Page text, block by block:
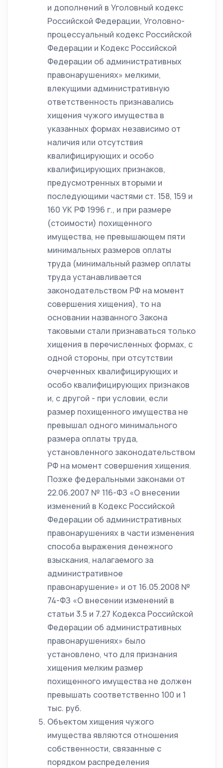
и дополнений в Уголовный кодекс
Российской Федерации, Уголовно-
процессуальный кодекс Российской
Федерации и Кодекс Российской
Федерации об административных
правонарушениях» мелкими,
влекущими административную
ответственность признавались
хищения чужого имущества в
указанных формах независимо от
наличия или отсутствия
квалифицирующих и особо
квалифицирующих признаков,
предусмотренных вторыми и
последующими частями ст. 158, 159 и
160 УК РФ 1996 г., и при размере
(стоимости) похищенного
имущества, не превышающем пяти
минимальных размеров оплаты
труда (минимальный размер оплаты
труда устанавливается
законодательством РФ на момент
совершения хищения), то на
основании названного Закона
таковыми стали признаваться только
хищения в перечисленных формах, с
одной стороны, при отсутствии
очерченных квалифицирующих и
особо квалифицирующих признаков
и, с другой - при условии, если
размер похищенного имущества не
превышал одного минимального
размера оплаты труда,
установленного законодательством
РФ на момент совершения хищения.
Позже федеральными законами от
22.06.2007 № 116-ФЗ «О внесении
изменений в Кодекс Российской
Федерации об административных
правонарушениях в части изменения
способа выражения денежного
взыскания, налагаемого за
административное
правонарушение» и от 16.05.2008 №
74-ФЗ «О внесении изменений в
статьи 3.5 и 7.27 Кодекса Российской
Федерации об административных
правонарушениях» было
установлено, что для признания
хищения мелким размер
похищенного имущества не должен
превышать соответственно 100 и 1
тыс. руб.
Объектом хищения чужого
имущества являются отношения
собственности, связанные с
порядком распределения